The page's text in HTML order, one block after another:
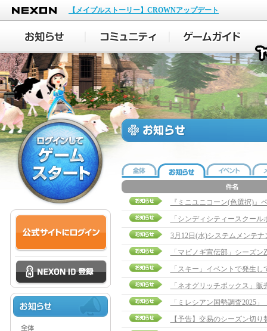
NEXON
【メイプルストーリー】CROWNアップデート
『ミニユニコーン(色選択)』
「シンディシティースクー
「マビノギ宣伝部」シーズ
「スキー」イベントで発生
「ネオグリッチボックス」
「ミレシアン国勢調査2025
【予告】交易のシーズン切り